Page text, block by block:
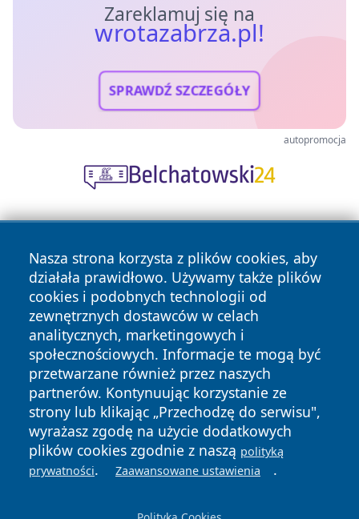
Zareklamuj się na
wrotazabrza.pl!
SPRAWDŹ SZCZEGÓŁY
autopromocja
Nasza strona korzysta z plików cookies, aby
działała prawidłowo. Używamy także plików
cookies i podobnych technologii od
zewnętrznych dostawców w celach
analitycznych, marketingowych i
społecznościowych. Informacje te mogą być
przetwarzane również przez naszych
partnerów. Kontynuując korzystanie ze
strony lub klikając „Przechodzę do serwisu",
wyrażasz zgodę na użycie dodatkowych
plików cookies zgodnie z naszą polityką
prywatności. Zaawansowane ustawienia .
Copyright © 2026 wrotazabrza.pl Wszystkie prawa
zastrzeżone.
News Autorzy
Polityka
Prywatności
Polityka
Cookies